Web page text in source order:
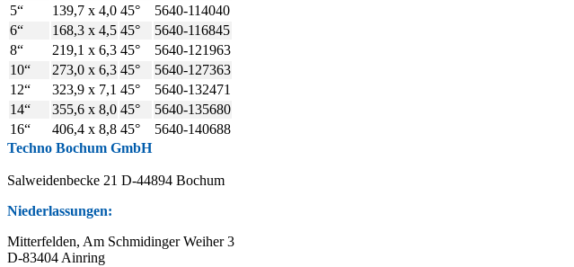
5“
139,7 x 4,0 45°
5640-114040
6“
168,3 x 4,5 45°
5640-116845
8“
219,1 x 6,3 45°
5640-121963
10“
273,0 x 6,3 45°
5640-127363
12“
323,9 x 7,1 45°
5640-132471
14“
355,6 x 8,0 45°
5640-135680
16“
406,4 x 8,8 45°
5640-140688
Techno Bochum GmbH
Salweidenbecke 21 D-44894 Bochum
Niederlassungen:
Mitterfelden, Am Schmidinger Weiher 3
D-83404 Ainring